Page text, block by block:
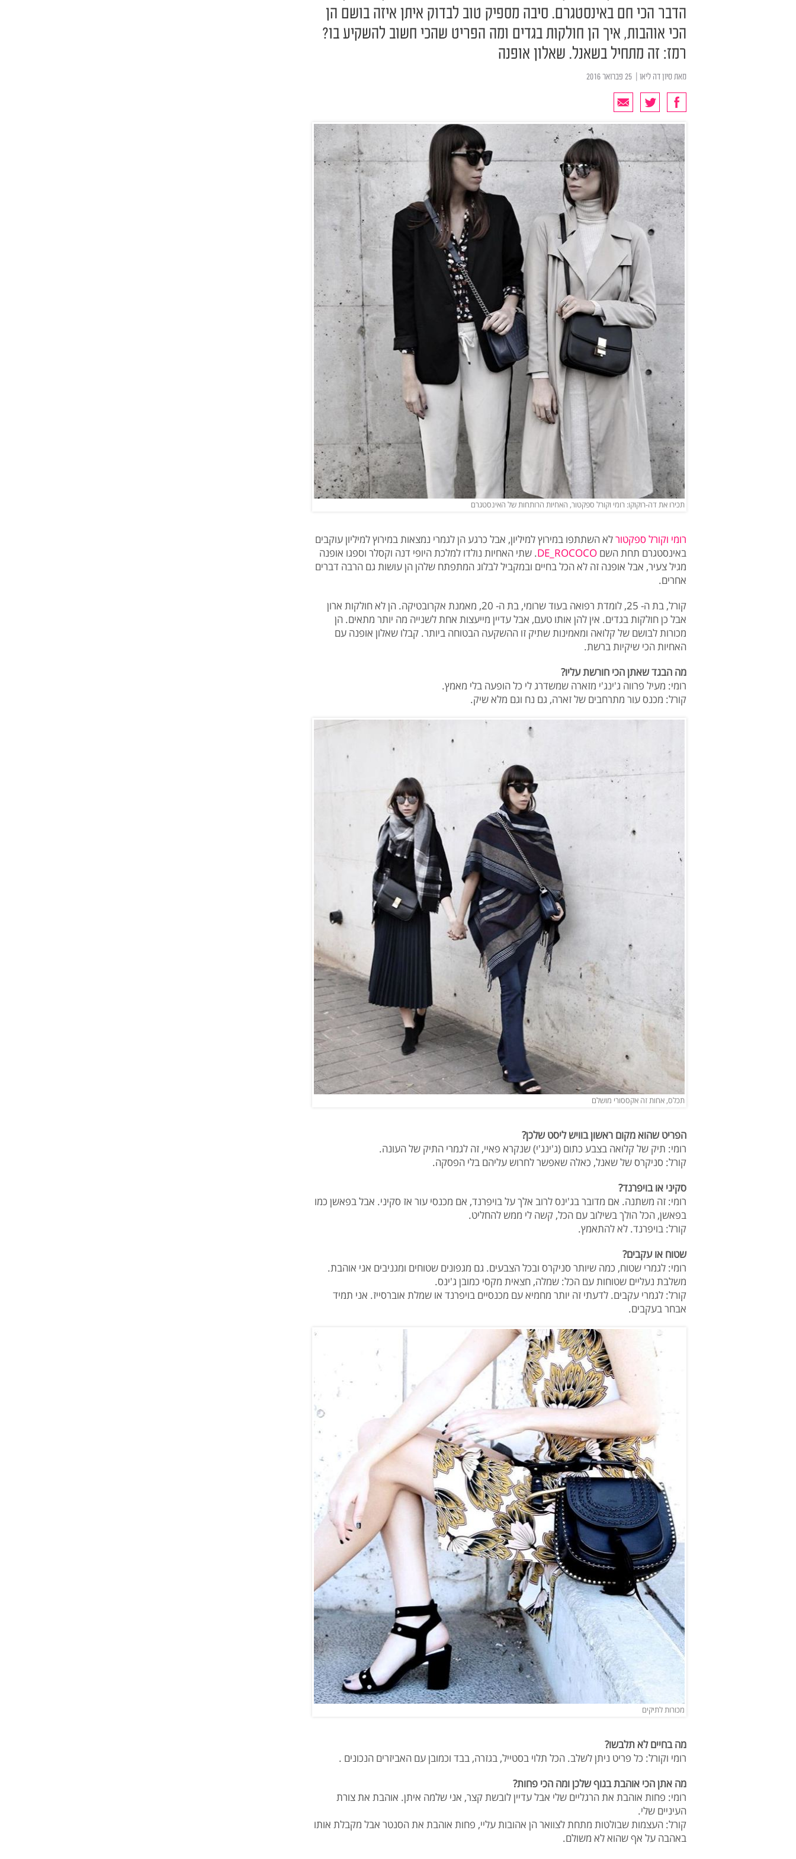
הדבר הכי חם באינסטגרם. סיבה מספיק טוב לבדוק איתן איזה בושם הן
הכי אוהבות, איך הן חולקות בגדים ומה הפריט שהכי חשוב להשקיע בו?
רמז: זה מתחיל בשאנל. שאלון אופנה
מאתסיון דה ליאו
תכירו את דה-רוקוקו: רומי וקורל ספקטור, האחיות הרותחות של האינסטגרם
רומי וקורל ספקטורלא השתתפו במירוץ למיליון, אבל כרגע הן לגמרי נמצאות במירוץ למיליון עוקבים
באינסטגרם תחת השם DE_ROCOCO. שתי האחיות נולדו למלכת היופי דנה וקסלר וספגו אופנה
מגיל צעיר, אבל אופנה זה לא הכל בחיים ובמקביל לבלוג המתפתח שלהן הן עושות גם הרבה דברים
אחרים.
קורל, בת ה- 25, לומדת רפואה בעוד שרומי, בת ה- 20, מאמנת אקרובטיקה. הן לא חולקות ארון
אבל כן חולקות בגדים. אין להן אותו טעם, אבל עדיין מייעצות אחת לשנייה מה יותר מתאים. הן
מכורות לבושם של קלואה ומאמינות שתיק זו ההשקעה הבטוחה ביותר. קבלו שאלון אופנה עם
האחיות הכי שיקיות ברשת.
מה הבגד שאתן הכי חורשת עליו?
רומי: מעיל פרווה ג'ינג'י מזארה שמשדרג לי כל הופעה בלי מאמץ.
קורל: מכנס עור מתרחבים של זארה, גם נח וגם מלא שיק.
תכלס, אחות זה אקססורי מושלם
הפריט שהוא מקום ראשון בוויש ליסט שלכן?
רומי: תיק של קלואה בצבע כתום (ג'ינג'י) שנקרא פאיי, זה לגמרי התיק של העונה.
קורל: סניקרס של שאנל, כאלה שאפשר לחרוש עליהם בלי הפסקה.
סקיני או בויפרנד?
רומי: זה משתנה. אם מדובר בג'ינס לרוב אלך על בויפרנד, אם מכנסי עור אז סקיני. אבל בפאשן כמו
בפאשן, הכל הולך בשילוב עם הכל, קשה לי ממש להחליט.
קורל: בויפרנד. לא להתאמץ.
שטוח או עקבים?
רומי: לגמרי שטוח, כמה שיותר סניקרס ובכל הצבעים. גם מגפונים שטוחים ומגניבים אני אוהבת.
משלבת נעליים שטוחות עם הכל: שמלה, חצאית מקסי כמובן ג'ינס.
קורל: לגמרי עקבים. לדעתי זה יותר מחמיא עם מכנסיים בויפרנד או שמלת אוברסייז. אני תמיד
אבחר בעקבים.
מכורות לתיקים
מה בחיים לא תלבשו?
רומי וקורל: כל פריט ניתן לשלב. הכל תלוי בסטייל, בגזרה, בבד וכמובן עם האביזרים הנכונים .
מה אתן הכי אוהבת בגוף שלכן ומה הכי פחות?
רומי: פחות אוהבת את הרגליים שלי אבל עדיין לובשת קצר, אני שלמה איתן. אוהבת את צורת
העיניים שלי.
קורל: העצמות שבולטות מתחת לצוואר הן אהובות עליי, פחות אוהבת את הסנטר אבל מקבלת אותו
באהבה על אף שהוא לא משולם.